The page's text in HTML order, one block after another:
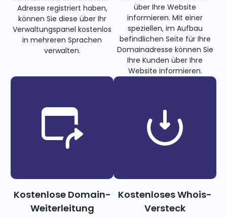
Adresse registriert haben,
können Sie diese über Ihr
Verwaltungspanel kostenlos
in mehreren Sprachen
verwalten.
über Ihre Website
informieren. Mit einer
speziellen, im Aufbau
befindlichen Seite für Ihre
Domainadresse können Sie
Ihre Kunden über Ihre
Website informieren.
Kostenlose Domain-
Weiterleitung
Kostenloses Whois-
Versteck